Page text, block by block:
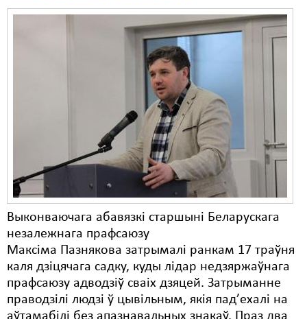
Выконваючага абавязкі старшыні Беларускага
незалежнага прафсаюзу
Максіма Пазнякова затрымалі ранкам 17 траўня
каля дзіцячага садку, куды лідар недзяржаўнага
прафсаюзу адводзіў сваіх дзяцей. Затрыманне
праводзілі людзі ў цывільным, якія пад’ехалі на
аўтамабілі без апазнавальных знакаў. Праз два